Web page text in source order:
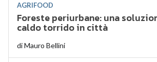
AGRIFOOD
Foreste periurbane: una
caldo torrido in città
diMauro Bellini